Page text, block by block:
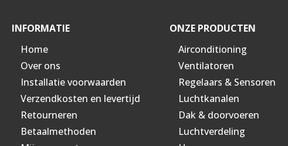
INFORMATIE
Home
Over ons
Installatie voorwaarden
Verzendkosten en levertijd
Retourneren
Betaalmethoden
ONZE PRODUCTEN
Airconditioning
Ventilatoren
Regelaars & Sensoren
Luchtkanalen
Dak & doorvoeren
Luchtverdeling